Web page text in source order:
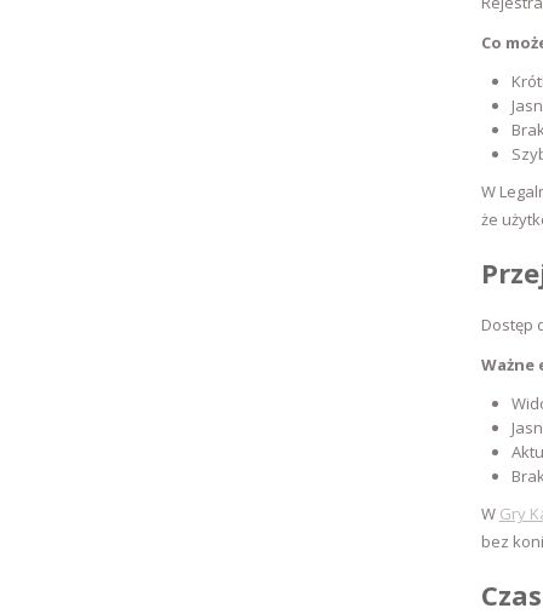
Co
W
że
Dostęp
Ważne
W Gry
bez